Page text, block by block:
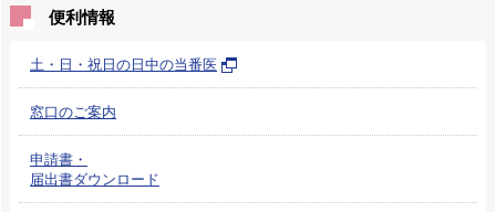
便利情報
土・日・祝日の日中の当番医
窓口のご案内
申請書・
届出書ダウンロード